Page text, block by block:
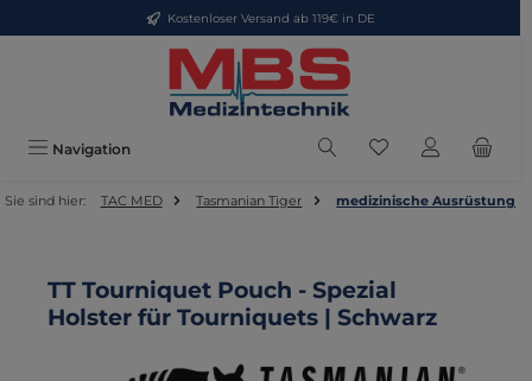
Zum Hauptinhalt springenKostenloser Versand ab 119€ in DE
Navigation Du hast 0
Sie sind hier: TAC MED Tasmanian Tiger medizinische Ausrüstung
TT Tourniquet Pouch - Spezial
Holster für Tourniquets | Schwarz